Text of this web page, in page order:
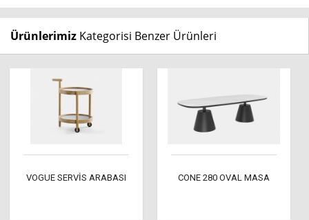
Ürünlerimiz Kategorisi Benzer Ürünleri
VOGUE SERVİS ARABASI CONE 280 OVAL MASA